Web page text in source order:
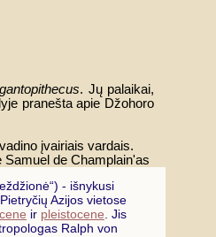
. Jų palaikai,
pranešta apie Džohoro
įvairiais vardais.
- išnykusi
Azijos vietose
ir pleistocene. Jis
Ralph von
Samuel de Champlain'as